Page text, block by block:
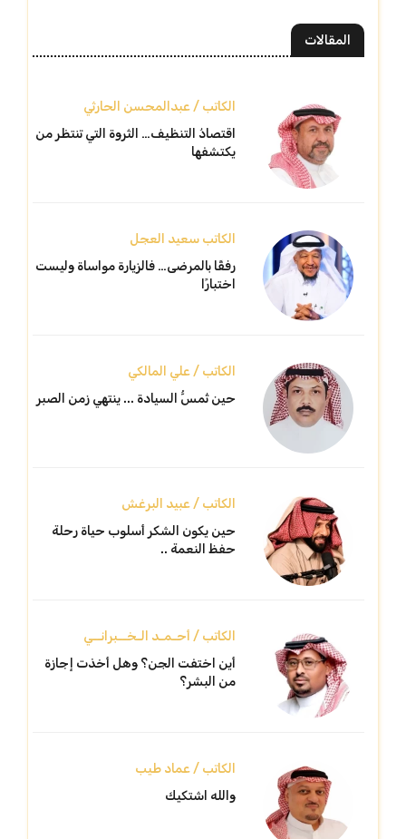
المقالات
الكاتب / عبدالمحسن الحارثي
اقتصادُ التنظيف… الثروة التي تنتظر من
يكتشفها
الكاتب سعيد العجل
رفقًا بالمرضى… فالزيارة مواساة وليست
اختبارًا
الكاتب / علي المالكي
حين تُمسُّ السيادة ... ينتهي زمن الصبر
الكاتب / عبيد البرغش
حين يكون الشكر أسلوب حياة رحلة
حفظ النعمة ..
الكاتب / أحـمـد الـخــبرانــي
أين اختفت الجن؟ وهل أخذت إجازة
من البشر؟
الكاتب / عماد طيب
والله اشتكيك